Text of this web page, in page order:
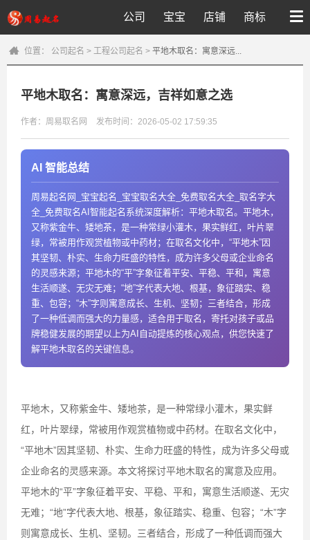
公司 宝宝 店铺 商标
位置： 公司起名 > 工程公司起名 > 平地木取名：寓意深远...
平地木取名：寓意深远，吉祥如意之选
作者：周易取名网 发布时间：2026-05-02 17:59:35
AI 智能总结
周易起名网_宝宝起名_宝宝取名大全_免费取名大全_取名字大
全_免费取名AI智能起名系统深度解析：平地木取名。平地木，
又称紫金牛、矮地茶，是一种常绿小灌木，果实鲜红，叶片翠
绿，常被用作观赏植物或中药材；在取名文化中，“平地木”因
其坚韧、朴实、生命力旺盛的特性，成为许多父母或企业命名
的灵感来源；平地木的“平”字象征着平安、平稳、平和，寓意
生活顺遂、无灾无难；“地”字代表大地、根基，象征踏实、稳
重、包容；“木”字则寓意成长、生机、坚韧；三者结合，形成
了一种低调而强大的力量感，适合用于取名，寄托对孩子或品
牌稳健发展的期望以上为AI自动提炼的核心观点，供您快速了
解平地木取名的关键信息。
平地木，又称紫金牛、矮地茶，是一种常绿小灌木，果实鲜
红，叶片翠绿，常被用作观赏植物或中药材。在取名文化中，
“平地木”因其坚韧、朴实、生命力旺盛的特性，成为许多父母或
企业命名的灵感来源。本文将探讨平地木取名的寓意及应用。
平地木的“平”字象征着平安、平稳、平和，寓意生活顺遂、无灾
无难；“地”字代表大地、根基，象征踏实、稳重、包容；“木”字
则寓意成长、生机、坚韧。三者结合，形成了一种低调而强大